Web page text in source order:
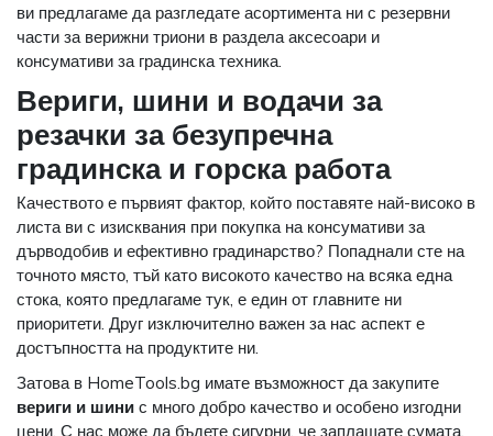
ви предлагаме да разгледате асортимента ни с резервни
части за верижни триони в раздела аксесоари и
консумативи за градинска техника.
Вериги, шини и водачи за
резачки за безупречна
градинска и горска работа
Качеството е първият фактор, който поставяте най-високо в
листа ви с изисквания при покупка на консумативи за
дърводобив и ефективно градинарство? Попаднали сте на
точното място, тъй като високото качество на всяка една
стока, която предлагаме тук, е един от главните ни
приоритети. Друг изключително важен за нас аспект е
достъпността на продуктите ни.
Затова в HomeTools.bg имате възможност да закупите
вериги и шини с много добро качество и особено изгодни
цени. С нас може да бъдете сигурни, че заплащате сумата,